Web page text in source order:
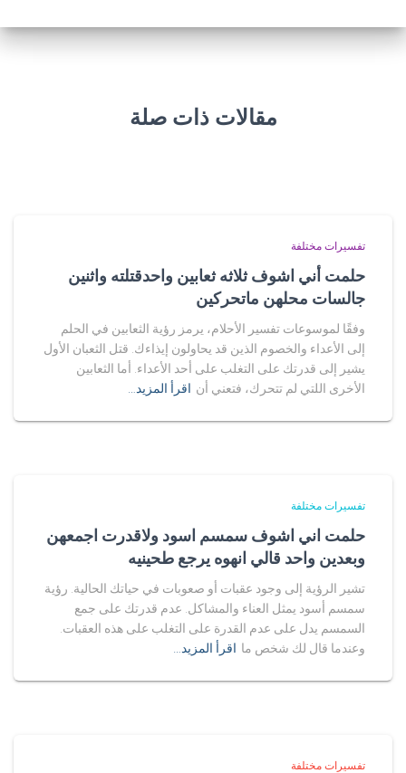
مقالات ذات صلة
تفسيرات مختلفة
حلمت أني اشوف ثلاثه ثعابين واحدقتلته واثنين
جالسات محلهن ماتحركين
وفقًا لموسوعات تفسير الأحلام، يرمز رؤية الثعابين في الحلم
إلى الأعداء والخصوم الذين قد يحاولون إيذاءك. قتل الثعبان الأول
يشير إلى قدرتك على التغلب على أحد الأعداء. أما الثعابين
الأخرى اللتي لم تتحرك، فتعني أن اقرأ المزيد…
تفسيرات مختلفة
حلمت اني اشوف سمسم اسود ولاقدرت اجمعهن
وبعدين واحد قالي انهوه يرجع طحينيه
تشير الرؤية إلى وجود عقبات أو صعوبات في حياتك الحالية. رؤية
سمسم أسود يمثل العناء والمشاكل. عدم قدرتك على جمع
السمسم يدل على عدم القدرة على التغلب على هذه العقبات.
وعندما قال لك شخص ما اقرأ المزيد…
تفسيرات مختلفة